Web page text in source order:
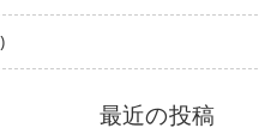
最近の投稿